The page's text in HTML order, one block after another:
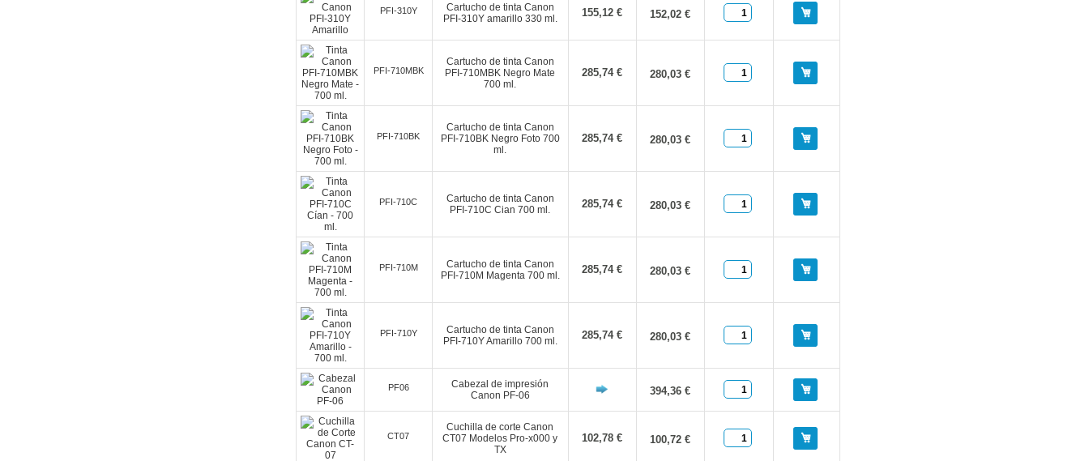
PFI-310Y
Cartucho de tinta Canon
PFI-310Y amarillo 330 ml.
155,12 € 152,02 €
PFI-710MBK
Cartucho de tinta Canon
PFI-710MBK Negro Mate
700 ml.
285,74 € 280,03 €
PFI-710BK
Cartucho de tinta Canon
PFI-710BK Negro Foto 700
ml.
285,74 € 280,03 €
PFI-710C
Cartucho de tinta Canon
PFI-710C Cian 700 ml.
285,74 € 280,03 €
PFI-710M
Cartucho de tinta Canon
PFI-710M Magenta 700 ml.
285,74 € 280,03 €
PFI-710Y
Cartucho de tinta Canon
PFI-710Y Amarillo 700 ml.
285,74 € 280,03 €
PF06
Cabezal de impresión
Canon PF-06
394,36 €
CT07
Cuchilla de corte Canon
CT07 Modelos Pro-x000 y
TX
102,78 € 100,72 €